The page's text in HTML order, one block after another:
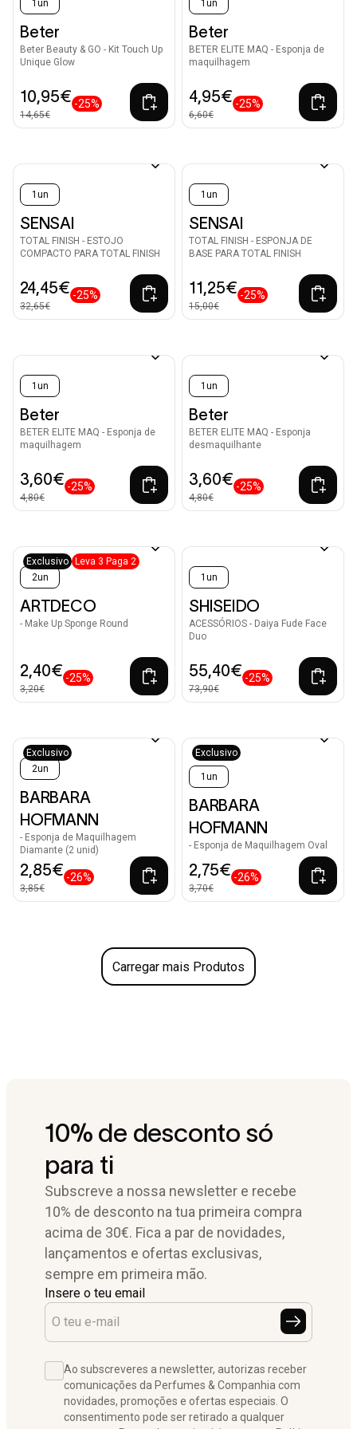
1un
Beter
Beter Beauty & GO - Kit Touch Up
Unique Glow
10,95€
14,65€
-25%
1un
Beter
BETER ELITE MAQ - Esponja de
maquilhagem
4,95€
6,60€
-25%
1un
SENSAI
TOTAL FINISH - ESTOJO
COMPACTO PARA TOTAL FINISH
24,45€
32,65€
-25%
1un
SENSAI
TOTAL FINISH - ESPONJA DE
BASE PARA TOTAL FINISH
11,25€
15,00€
-25%
1un
Beter
BETER ELITE MAQ - Esponja de
maquilhagem
3,60€
4,80€
-25%
1un
Beter
BETER ELITE MAQ - Esponja
desmaquilhante
3,60€
4,80€
-25%
Exclusivo
Leva 3 Paga 2
2un
ARTDECO
- Make Up Sponge Round
2,40€
3,20€
-25%
1un
SHISEIDO
ACESSÓRIOS - Daiya Fude Face
Duo
55,40€
73,90€
-25%
Exclusivo
2un
BARBARA
HOFMANN
- Esponja de Maquilhagem
Diamante (2 unid)
2,85€
3,85€
-26%
Exclusivo
1un
BARBARA
HOFMANN
- Esponja de Maquilhagem Oval
2,75€
3,70€
-26%
Carregar mais Produtos
10% de desconto só
para ti
Subscreve a nossa newsletter e recebe
10% de desconto na tua primeira compra
acima de 30€. Fica a par de novidades,
lançamentos e ofertas exclusivas,
sempre em primeira mão.
Insere o teu email
Ao subscreveres a newsletter, autorizas receber
comunicações da Perfumes & Companhia com
novidades, promoções e ofertas especiais. O
consentimento pode ser retirado a qualquer